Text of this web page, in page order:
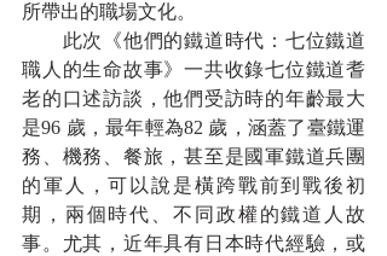
所帶出的職場文化。
此次《他們的鐵道時代：七位鐵道
職人的生命故事》一共收錄七位鐵道耆
老的口述訪談，他們受訪時的年齡最大
是96 歲，最年輕為82 歲，涵蓋了臺鐵運
務、機務、餐旅，甚至是國軍鐵道兵團
的軍人，可以說是橫跨戰前到戰後初
期，兩個時代、不同政權的鐵道人故
事。尤其，近年具有日本時代經驗，或